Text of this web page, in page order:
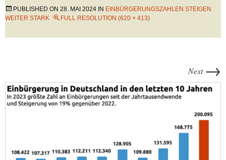
PUBLISHED ON 28. MAI 2024 IN EINBÜRGERUNGSZAHLEN STEIGEN
WEITER STARK
FULL RESOLUTION (620 × 413)
Next →